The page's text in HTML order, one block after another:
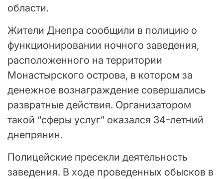
области.
Жители Днепра сообщили в полицию о
функционировании ночного заведения,
расположенного на территории
Монастырского острова, в котором за
денежное вознаграждение совершались
развратные действия. Организатором
такой “сферы услуг” оказался 34-летний
днепрянин.
Полицейские пресекли деятельность
заведения. В ходе проведенных обысков в